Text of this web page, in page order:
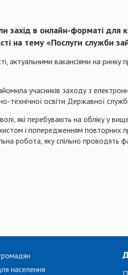
захід в онлайн-форматі для
на тему «Послуги служби
актуальними вакансіями на
учасників заходу з
технічної освіти Державної
які перебувають на обліку у
і попередженням повторних
робота, яку спільно проводять
населення